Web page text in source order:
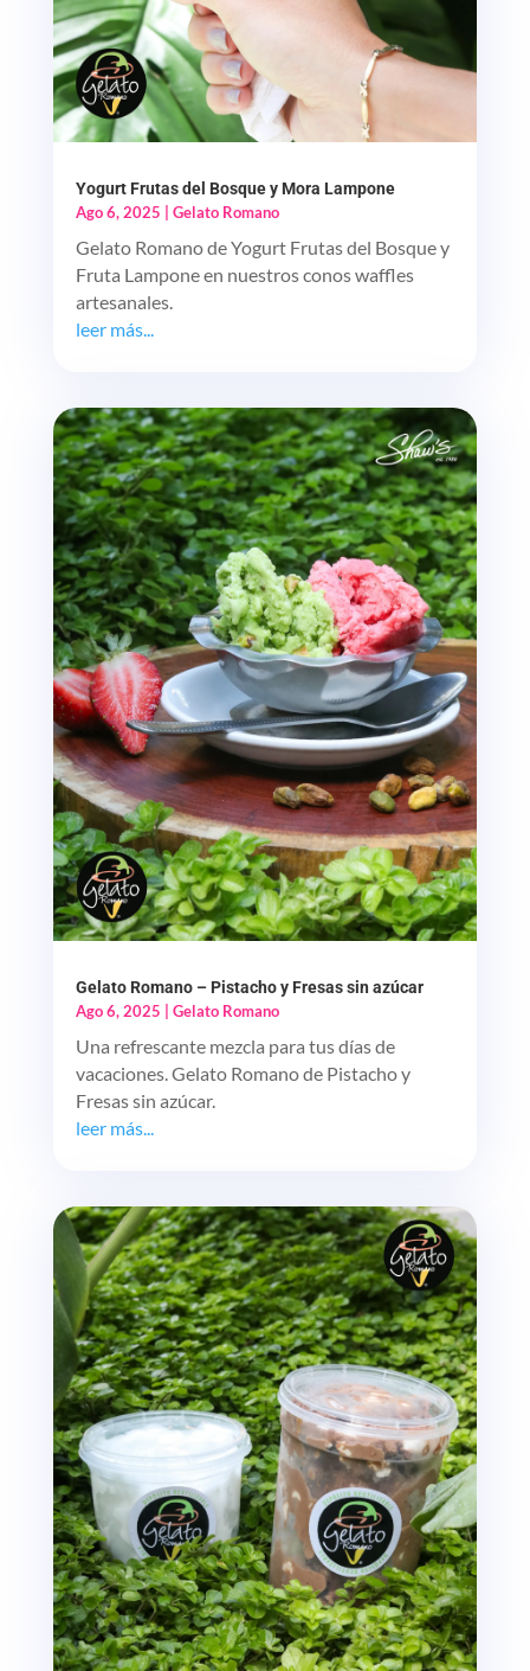
Yogurt Frutas del Bosque y Mora Lampone
Ago 6, 2025
Gelato Romano
Gelato Romano de Yogurt Frutas del Bosque y
Fruta Lampone en nuestros conos waffles
artesanales.
leer más...
Gelato Romano – Pistacho y Fresas sin azúcar
Ago 6, 2025
Gelato Romano
Una refrescante mezcla para tus días de
vacaciones. Gelato Romano de Pistacho y
Fresas sin azúcar.
leer más...